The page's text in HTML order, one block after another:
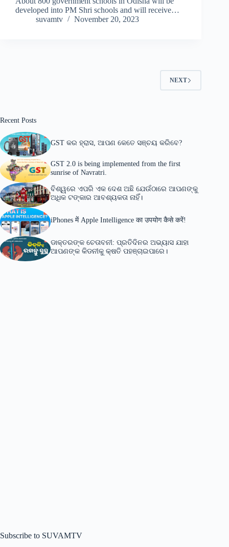
developed into PM Shri schools and will receive…
suvamtv
November 20, 2023
NEXT
Recent Posts
GST କର ହ୍ରାସ, ଆପଣ କେତେ ସଞ୍ଚୟ କରିବେ?
GST 2.0 is being implemented from the first
sunrise of Navratri.
ବିଶ୍ୱରେ ଏପରି ଏକ ଦେଶ ଅଛି ଯେଉଁଠାରେ ଆପଣଙ୍କୁ
ଅଧିକ ଟଙ୍କାର ଆବଶ୍ୟକତା ନାହିଁ।
iPhones में Apple Intelligence का उपयोग कैसे करें!
ଡାକ୍ତରଙ୍କ ଚେତାବନୀ: ପ୍ରତିଦିନର ଅଭ୍ୟାସ ଯାହା
ଆପଣଙ୍କ କିଡନୀକୁ କ୍ଷତି ପହଞ୍ଚାଇପାରେ।
Subscribe to SUVAMTV